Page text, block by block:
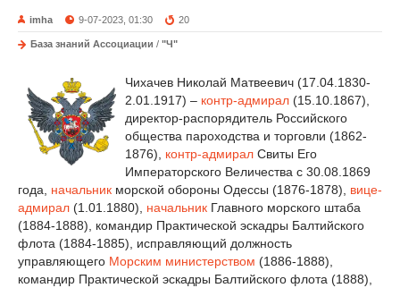
imha 9-07-2023, 01:30 20
База знаний Ассоциации / "Ч"
Чихачев Николай Матвеевич (17.04.1830-
2.01.1917) – контр-адмирал (15.10.1867),
директор-распорядитель Российского
общества пароходства и торговли (1862-
1876), контр-адмирал Свиты Его
Императорского Величества с 30.08.1869
года, начальник морской обороны Одессы (1876-1878), вице-
адмирал (1.01.1880), начальник Главного морского штаба
(1884-1888), командир Практической эскадры Балтийского
флота (1884-1885), исправляющий должность
управляющего Морским министерством (1886-1888),
командир Практической эскадры Балтийского флота (1888),